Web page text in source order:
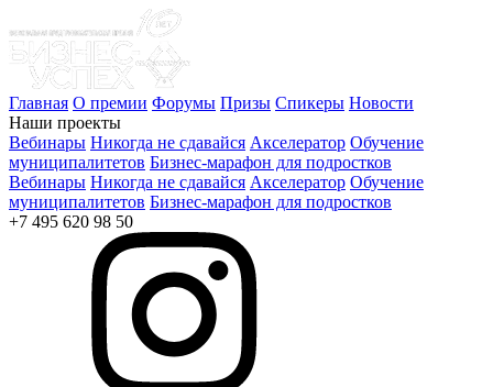
Главная О премии Форумы Призы Спикеры Новости
Наши проекты
Вебинары Никогда не сдавайся Акселератор Обучение
муниципалитетов Бизнес-марафон для подростков
Вебинары Никогда не сдавайся Акселератор Обучение
муниципалитетов Бизнес-марафон для подростков
+7 495 620 98 50